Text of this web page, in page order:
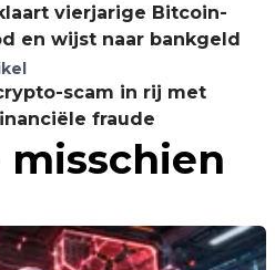
vierjarige Bitcoin-
en wijst naar bankgeld
scam in rij met
fraude